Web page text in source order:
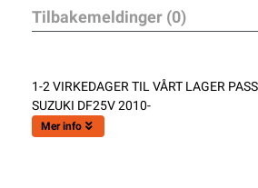
Tilbakemeldinger (0)
1-2 VIRKEDAGER TIL VÅRT LAGER
SUZUKI DF25V 2010-
Mer info